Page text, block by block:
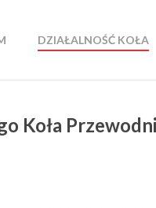
DZIAŁALNOŚĆ KOŁA
Koła